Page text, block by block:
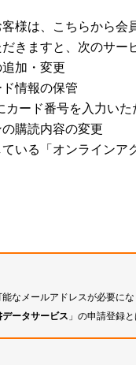
様は、こちらから会
きますと、次のサー
追加・変更
ド情報の保管
ード番号を入力いた
の購読内容の変更
ている「オンライン
なメールアドレスが必要にな
データサービス 」の申請登録